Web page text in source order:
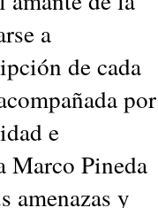
a
de cada
por
e
Marco Pineda
amenazas y